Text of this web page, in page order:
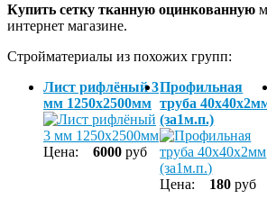
Купить сетку тканную оцинкованную
интернет магазине.
Стройматериалы из похожих групп:
Лист рифлёный 3
мм 1250х2500мм
Цена: 6000 руб
Профильная
труба
(за1м.п.)
Цена: 180 руб